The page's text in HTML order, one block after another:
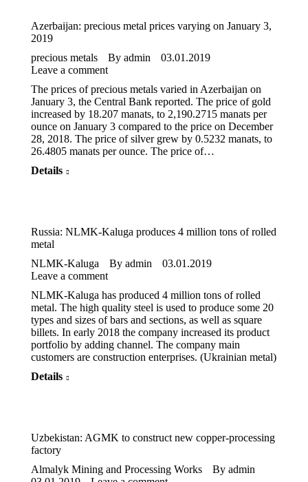
Azerbaijan: precious metal prices varying on January 3,
2019
precious metals
By admin
03.01.2019
Leave a comment
The prices of precious metals varied in Azerbaijan on
January 3, the Central Bank reported. The price of gold
increased by 18.207 manats, to 2,190.2715 manats per
ounce on January 3 compared to the price on December
28, 2018. The price of silver grew by 0.5232 manats, to
26.4805 manats per ounce. The price of…
Details
Russia: NLMK-Kaluga produces 4 million tons of rolled
metal
NLMK-Kaluga
By admin
03.01.2019
Leave a comment
NLMK-Kaluga has produced 4 million tons of rolled
metal. The high quality steel is used to produce some 20
types and sizes of bars and sections, as well as square
billets. In early 2018 the company increased its product
portfolio by adding channel. The company main
customers are construction enterprises. (Ukrainian metal)
Details
Uzbekistan: AGMK to construct new copper-processing
factory
Almalyk Mining and Processing Works
By admin